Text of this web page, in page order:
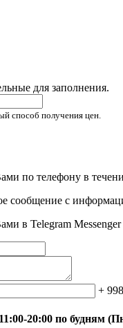
для заполнения.
способ получения цен.
по телефону в
с
в Telegram
+ 998
20:00 по будням